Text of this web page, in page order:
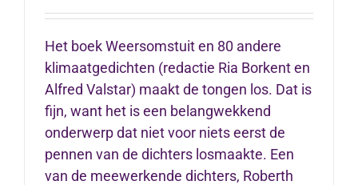
Het boek Weersomstuit en 80 andere
klimaatgedichten (redactie Ria Borkent en
Alfred Valstar) maakt de tongen los. Dat is
fijn, want het is een belangwekkend
onderwerp dat niet voor niets eerst de
pennen van de dichters losmaakte. Een
van de meewerkende dichters, Roberth